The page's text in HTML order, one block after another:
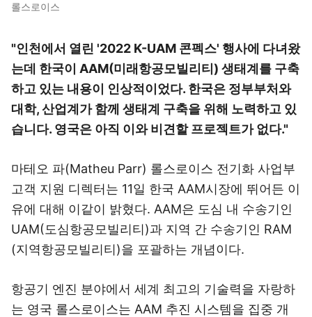
롤스로이스
"인천에서 열린 '2022 K-UAM 콘펙스' 행사에 다녀왔
는데 한국이 AAM(미래항공모빌리티) 생태계를 구축
하고 있는 내용이 인상적이었다. 한국은 정부부처와
대학, 산업계가 함께 생태계 구축을 위해 노력하고 있
습니다. 영국은 아직 이와 비견할 프로젝트가 없다."
마테오 파(Matheu Parr) 롤스로이스 전기화 사업부
고객 지원 디렉터는 11일 한국 AAM시장에 뛰어든 이
유에 대해 이같이 밝혔다. AAM은 도심 내 수송기인
UAM(도심항공모빌리티)과 지역 간 수송기인 RAM
(지역항공모빌리티)을 포괄하는 개념이다.
항공기 엔진 분야에서 세계 최고의 기술력을 자랑하
는 영국 롤스로이스는 AAM 추진 시스템을 집중 개